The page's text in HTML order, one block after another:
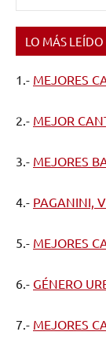
LO MÁS
1.- MEJORES
2.- MEJOR
3.- MEJORES
4.- PAGANINI,
5.- MEJORES
6.- GÉNERO
7.- MEJORES